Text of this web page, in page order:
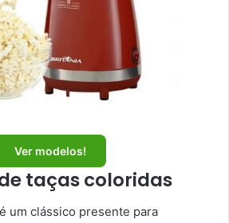
Ver modelos!
taças coloridas
é um clássico presente para